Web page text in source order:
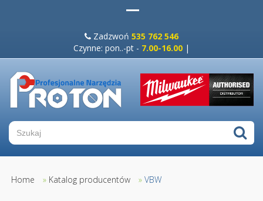
Zadzwoń 535 762 546
Czynne: pon..-pt - 7.00-16.00 |
Home » Katalog producentów » VBW